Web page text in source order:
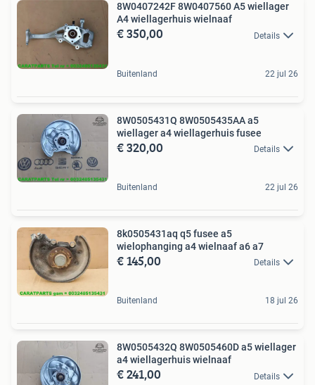
8W0407242F 8W0407560 A5 wiellager
A4 wiellagerhuis wielnaaf
€ 350,00 Details
Buitenland 22 jul 26
8W0505431Q 8W0505435AA a5
wiellager a4 wiellagerhuis fusee
€ 320,00 Details
Buitenland 22 jul 26
8k0505431aq q5 fusee a5
wielophanging a4 wielnaaf a6 a7
€ 145,00 Details
Buitenland 18 jul 26
8W0505432Q 8W0505460D a5 wiellager
a4 wiellagerhuis wielnaaf
€ 241,00 Details